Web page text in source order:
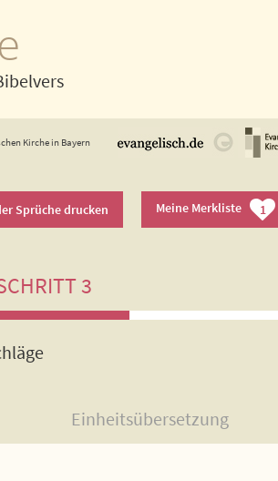
Kirche in Bayern
Sprüche drucken Meine Merkliste 1
3
Einheitsübersetzung